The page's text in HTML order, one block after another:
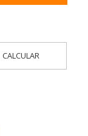
CALCULAR